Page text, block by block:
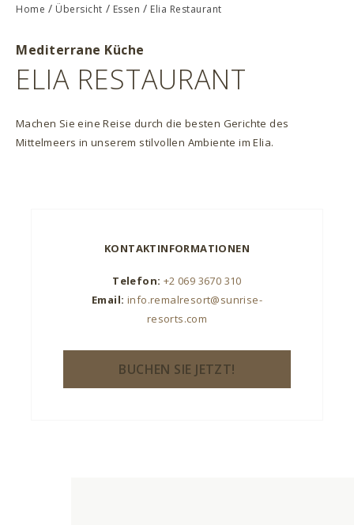
Home / Übersicht / Essen / Elia Restaurant
Mediterrane Küche
ELIA RESTAURANT
Machen Sie eine Reise durch die besten Gerichte des
Mittelmeers in unserem stilvollen Ambiente im Elia.
KONTAKTINFORMATIONEN
Telefon: +2 069 3670 310
Email: info.remalresort@sunrise-
resorts.com
BUCHEN SIE JETZT!